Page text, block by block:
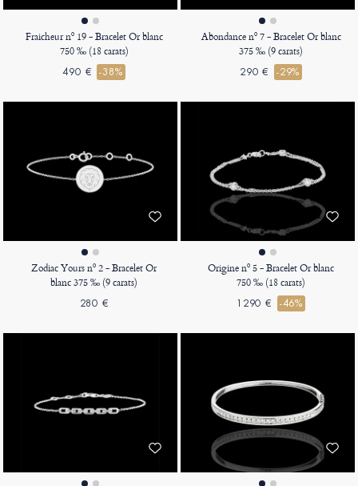
Fraicheur nº 19 - Bracelet Or blanc
750 ‰ (18 carats)
490 € -38%
Abondance nº 7 - Bracelet Or blanc
375 ‰ (9 carats)
290 € -29%
Zodiac Yours nº 2 - Bracelet Or
blanc 375 ‰ (9 carats)
280 €
Origine nº 5 - Bracelet Or blanc
750 ‰ (18 carats)
1290 € -46%